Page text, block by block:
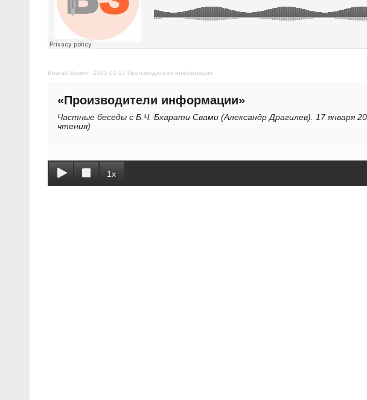
Bharati Swami· 2021-01-17 Производители информации
«Производители информации»
Частные беседы с Б.Ч. Бхарати Свами (Александр Драгилев). 17 января
чтения)
1x